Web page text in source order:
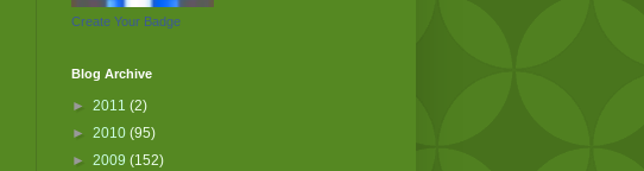
Create Your Badge
Blog Archive
► 2011 (2)
► 2010 (95)
► 2009 (152)